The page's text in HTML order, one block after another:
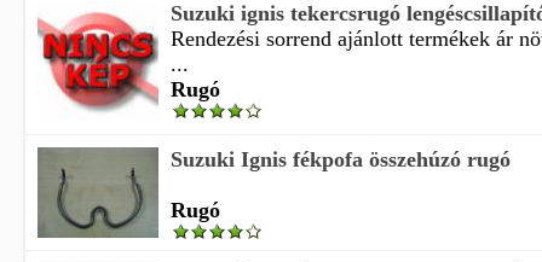
Suzuki ignis tekercsrugó
Rendezési sorrend ajánlott termékek ár
...
Rugó
Suzuki Ignis fékpofa összehúzó rugó
Rugó